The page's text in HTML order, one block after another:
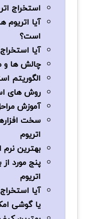
استخراج
آیا اتریوم
است؟
آیا
چالش ها و
الگوریتم
روش های
آموزش
سخت
اتریوم
بهترین نرم
پنج مورد
اتریوم
آیا
یا گوشی